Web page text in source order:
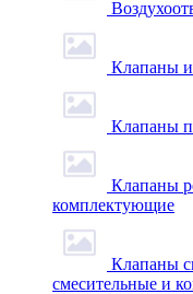
Клапаны и
Клапаны
Клапаны
комплектующие
Клапаны
смесительные и